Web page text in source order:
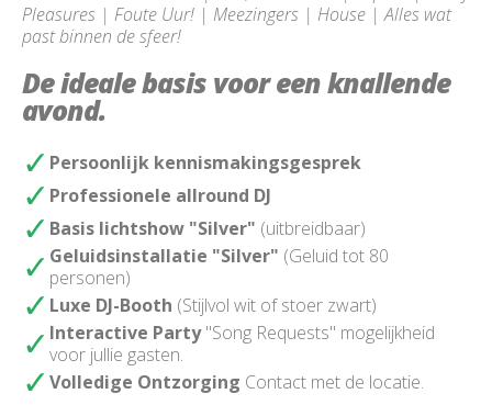
Pleasures | Foute Uur! | Meezingers | House | Alles wat
past binnen de sfeer!
De ideale basis voor een knallende
avond.
Persoonlijk kennismakingsgesprek
Professionele allround DJ
Basis lichtshow "Silver" (uitbreidbaar)
Geluidsinstallatie "Silver" (Geluid tot 80
personen)
Luxe DJ-Booth (Stijlvol wit of stoer zwart)
Interactive Party"Song Requests" mogelijkheid
voor jullie gasten.
Volledige Ontzorging Contact met de locatie.